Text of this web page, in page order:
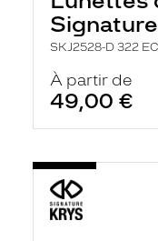
SKJ2528-D 322
À partir de
49,00 €